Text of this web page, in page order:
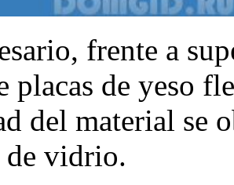
frente a
placas de yeso
del material se
vidrio.